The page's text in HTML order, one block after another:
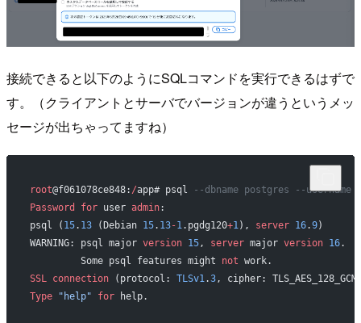
接続できると以下のようにSQLコマンドを実行できるはずで
す。（クライアントとサーバでバージョンが違うというメッ
セージが出ちゃってますね）
root@f061078ce848: /app# psql
--dbname postgres --
Password
for user admin:
psql ( 15. 13 (Debian 15. 13-1.pgdg120+1), server 16.9)
WARNING: psql major version 15, server major version 16.
         Some psql features might
not work.
SSL connection (protocol: TLSv1.3, cipher:
Type "help" for help.